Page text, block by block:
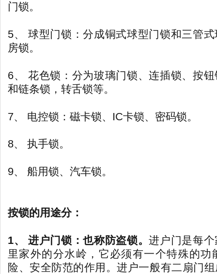
门锁。
5、 球型门锁：分成铜式球型门锁和三管
房锁。
6、 花色锁：分为玻璃门锁、连插锁、按
和链条锁，转舌锁等。
7、 电控锁：磁卡锁、IC卡锁、密码锁。
8、 执手锁。
9、 船用锁、汽车锁。
按锁的用途分：
1、 进户门锁：也称防盗锁。进户门是每
里家外的分水岭，它必须有一个特殊的功
险、安全防范的作用。进户一般有二扇门